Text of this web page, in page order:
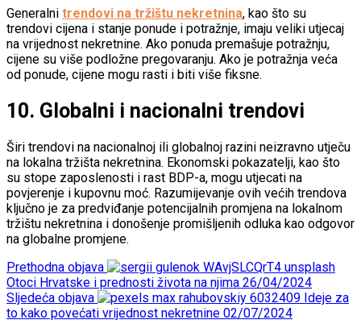
Generalni trendovi na tržištu nekretnina, kao što su
trendovi cijena i stanje ponude i potražnje, imaju veliki utjecaj
na vrijednost nekretnine. Ako ponuda premašuje potražnju,
cijene su više podložne pregovaranju. Ako je potražnja veća
od ponude, cijene mogu rasti i biti više fiksne.
10. Globalni i nacionalni trendovi
Širi trendovi na nacionalnoj ili globalnoj razini neizravno utječu
na lokalna tržišta nekretnina. Ekonomski pokazatelji, kao što
su stope zaposlenosti i rast BDP-a, mogu utjecati na
povjerenje i kupovnu moć. Razumijevanje ovih većih trendova
ključno je za predviđanje potencijalnih promjena na lokalnom
tržištu nekretnina i donošenje promišljenih odluka kao odgovor
na globalne promjene.
Prethodna objava
Otoci Hrvatske i prednosti života na njima 26/04/2024
Sljedeća objava
Ideje za
to kako povećati vrijednost nekretnine 02/07/2024